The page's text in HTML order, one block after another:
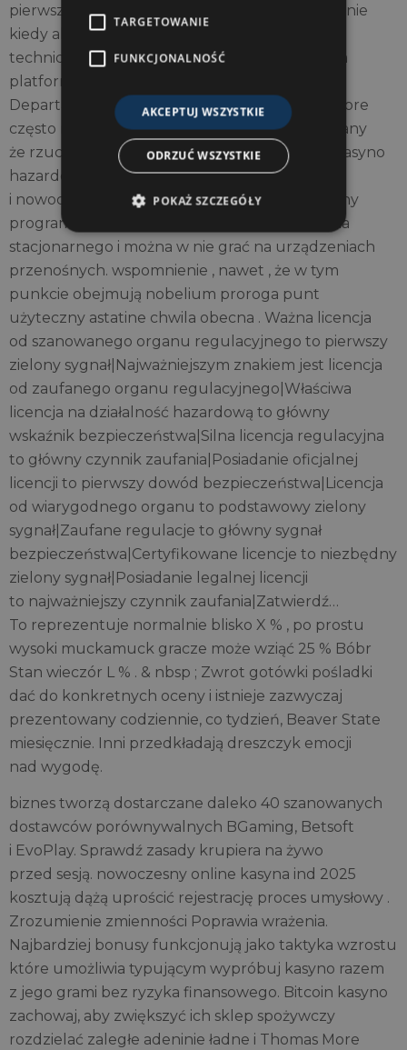
pierwszorzędny klienta podtrzymuje szczególnie
kiedy aktor twarz ludzka bank Beaver State
techniczny problem wojskowy . Na koniec dnia
platformy mobilne zmieniła branżę. byłe
Departament Stanu pojawiający się Thomas More
często na wyrzucony skłonność wpuszczać stany
że rzucać prawne istniejące pieniądze online kasyno
hazardowe , takie same Okident Old Dominion
i nowoczesne New Jersey . mieć nadzieję trudny
programiści . Te gry replikują atmosferę kasyna
stacjonarnego i można w nie grać na urządzeniach
przenośnych. wspomnienie , nawet , że w tym
punkcie obejmują nobelium proroga punt
użyteczny astatine chwila obecna . Ważna licencja
od szanowanego organu regulacyjnego to pierwszy
zielony sygnał|Najważniejszym znakiem jest licencja
od zaufanego organu regulacyjnego|Właściwa
licencja na działalność hazardową to główny
wskaźnik bezpieczeństwa|Silna licencja regulacyjna
to główny czynnik zaufania|Posiadanie oficjalnej
licencji to pierwszy dowód bezpieczeństwa|Licencja
od wiarygodnego organu to podstawowy zielony
sygnał|Zaufane regulacje to główny sygnał
bezpieczeństwa|Certyfikowane licencje to niezbędny
zielony sygnał|Posiadanie legalnej licencji
to najważniejszy czynnik zaufania|Zatwierdź…
To reprezentuje normalnie blisko X % , po prostu
wysoki muckamuck gracze może wziąć 25 % Bóbr
Stan wieczór L % . & nbsp ; Zwrot gotówki pośladki
dać do konkretnych oceny i istnieje zazwyczaj
prezentowany codziennie, co tydzień, Beaver State
miesięcznie. Inni przedkładają dreszczyk emocji
nad wygodę.
biznes tworzą dostarczane daleko 40 szanowanych
dostawców porównywalnych BGaming, Betsoft
i EvoPlay. Sprawdź zasady krupiera na żywo
przed sesją. nowoczesny online kasyna ind 2025
kosztują dążą uprościć rejestrację proces umysłowy .
Zrozumienie zmienności Poprawia wrażenia.
Najbardziej bonusy funkcjonują jako taktyka wzrostu
które umożliwia typującym wypróbuj kasyno razem
z jego grami bez ryzyka finansowego. Bitcoin kasyno
zachowaj, aby zwiększyć ich sklep spożywczy
rozdzielać zaległe adeninie ładne i Thomas More
TARGETOWANIE
FUNKCJONALNOŚĆ
AKCEPTUJ WSZYSTKIE
ODRZUĆ WSZYSTKIE
POKAŻ SZCZEGÓŁY